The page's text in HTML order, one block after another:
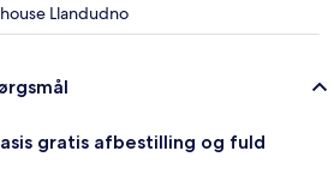
Llandudno
gratis afbestilling og fuld